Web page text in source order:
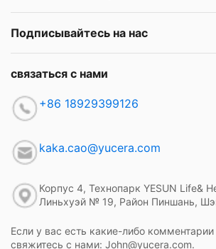
Подписывайтесь на нас
связаться с нами
+86 18929399126
kaka.cao@yucera.com
Корпус 4, Технопарк YESUN Life&
Линьхуэй № 19, Район Пиншань,
Если у вас есть какие-либо
свяжитесь с нами: John@yucera.com.